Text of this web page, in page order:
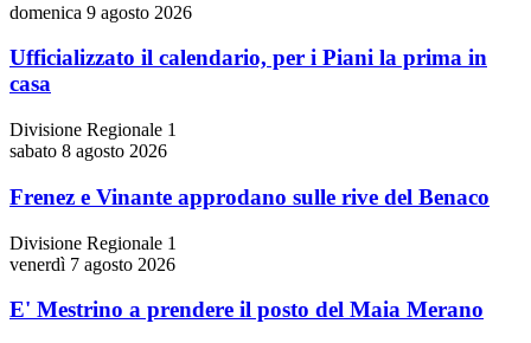
domenica 9 agosto 2026
Ufficializzato il calendario, per i Piani la prima in
casa
Divisione Regionale 1
sabato 8 agosto 2026
Frenez e Vinante approdano sulle rive del Benaco
Divisione Regionale 1
venerdì 7 agosto 2026
E' Mestrino a prendere il posto del Maia Merano